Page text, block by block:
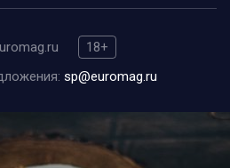
18+
sp@euromag.ru